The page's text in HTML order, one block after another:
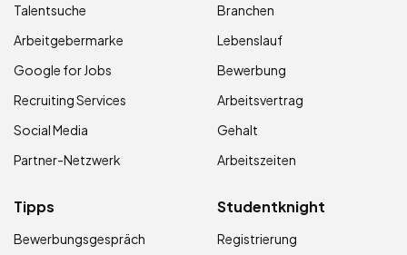
Talentsuche
Arbeitgebermarke
Google for Jobs
Recruiting Services
Social Media
Partner-Netzwerk
Branchen
Lebenslauf
Bewerbung
Arbeitsvertrag
Gehalt
Arbeitszeiten
Tipps
Bewerbungsgespräch
Studentknight
Registrierung